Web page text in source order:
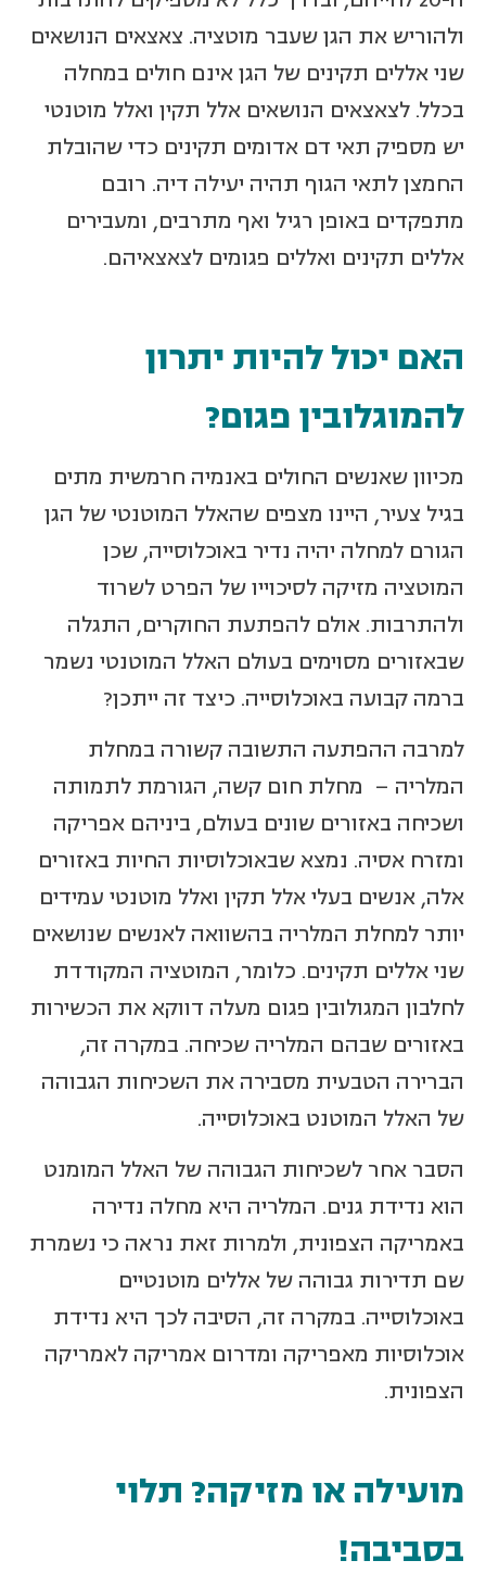
ולהוריש את הגן שעבר מוטציה. צאצאים הנושאים
שני אללים תקינים של הגן אינם חולים במחלה
בכלל. לצאצאים הנושאים אלל תקין ואלל מוטנטי
יש מספיק תאי דם אדומים תקינים כדי שהובלת
החמצן לתאי הגוף תהיה יעילה דיה. רובם
מתפקדים באופן רגיל ואף מתרבים, ומעבירים
אללים תקינים ואללים פגומים לצאצאיהם.
האם יכול להיות יתרון
להמוגלובין פגום?
מכיוון שאנשים החולים באנמיה חרמשית מתים
בגיל צעיר, היינו מצפים שהאלל המוטנטי של הגן
הגורם למחלה יהיה נדיר באוכלוסייה, שכן
המוטציה מזיקה לסיכוייו של הפרט לשרוד
ולהתרבות. אולם להפתעת החוקרים, התגלה
שבאזורים מסוימים בעולם האלל המוטנטי נשמר
ברמה קבועה באוכלוסייה. כיצד זה ייתכן?
למרבה ההפתעה התשובה קשורה במחלת
המלריה – מחלת חום קשה, הגורמת לתמותה
ושכיחה באזורים שונים בעולם, ביניהם אפריקה
ומזרח אסיה. נמצא שבאוכלוסיות החיות באזורים
אלה, אנשים בעלי אלל תקין ואלל מוטנטי עמידים
יותר למחלת המלריה בהשוואה לאנשים שנושאים
שני אללים תקינים. כלומר, המוטציה המקודדת
לחלבון המגולובין פגום מעלה דווקא את הכשירות
באזורים שבהם המלריה שכיחה. במקרה זה,
הברירה הטבעית מסבירה את השכיחות הגבוהה
של האלל המוטנט באוכלוסייה.
הסבר אחר לשכיחות הגבוהה של האלל המומנט
הוא נדידת גנים. המלריה היא מחלה נדירה
באמריקה הצפונית, ולמרות זאת נראה כי נשמרת
שם תדירות גבוהה של אללים מוטנטיים
באוכלוסייה. במקרה זה, הסיבה לכך היא נדידת
אוכלוסיות מאפריקה ומדרום אמריקה לאמריקה
הצפונית.
מועילה או מזיקה? תלוי
בסביבה!